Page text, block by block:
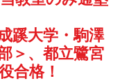
蹊大学・駒澤
＞、都立鷺宮
合格！